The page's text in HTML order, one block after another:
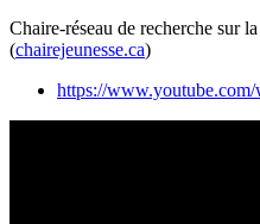
Chaire-réseau de recherche sur
(chairejeunesse.ca)
https://